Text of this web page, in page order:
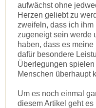
aufwächst ohne
Herzen geliebt zu
zweifeln, dass ich
zugeneigt sein werde
haben, dass es
dafür besondere
Überlegungen
Menschen überhaupt
Um es noch einmal
diesem Artikel geht